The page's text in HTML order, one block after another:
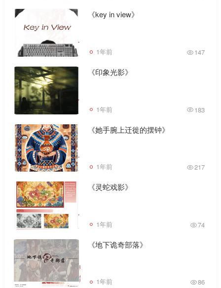
《key in view》
1年前 147
《印象光影》
1年前 183
《她手腕上迁徙的摆钟》
1年前 217
《灵蛇戏影》
1年前 74
《地下诡奇部落》
1年前 86